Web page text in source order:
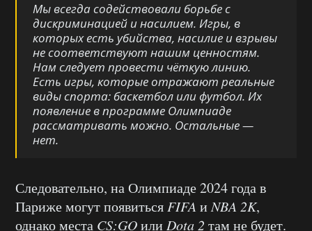
Мы всегда содействовали борьбе с
дискриминацией и насилием. Игры, в
которых есть убийства, насилие и взрывы
не соответствуют нашим ценностям.
Нам следует провести чёткую линию.
Есть игры, которые отражают реальные
виды спорта: баскетбол или футбол. Их
появление в программе Олимпиаде
рассматривать можно. Остальные —
нет.
Следовательно, на Олимпиаде 2024 года в
Париже могут появитьсяFIFA иNBA 2K,
однако места CS:GOили Dota 2 там не будет.